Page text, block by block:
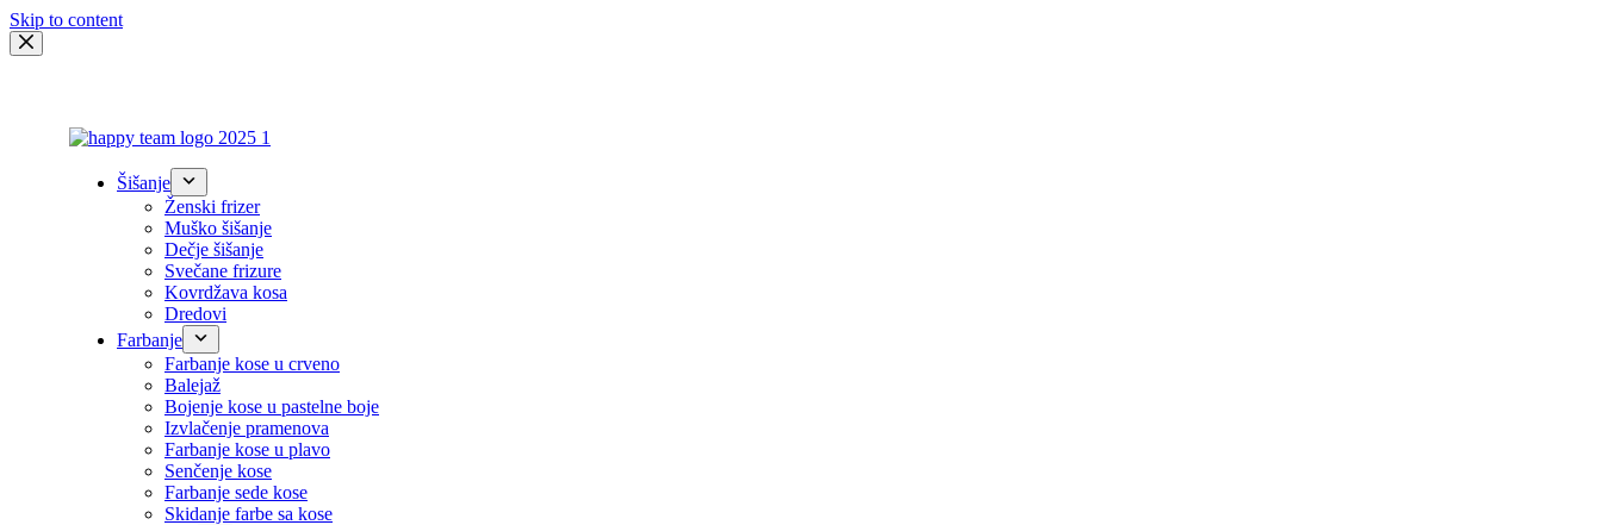
Skip to content
Šišanje
Ženski frizer
Muško šišanje
Dečje šišanje
Svečane frizure
Kovrdžava kosa
Dredovi
Farbanje
Farbanje kose u crveno
Balejaž
Bojenje kose u pastelne boje
Izvlačenje pramenova
Farbanje kose u plavo
Senčenje kose
Farbanje sede kose
Skidanje farbe sa kose